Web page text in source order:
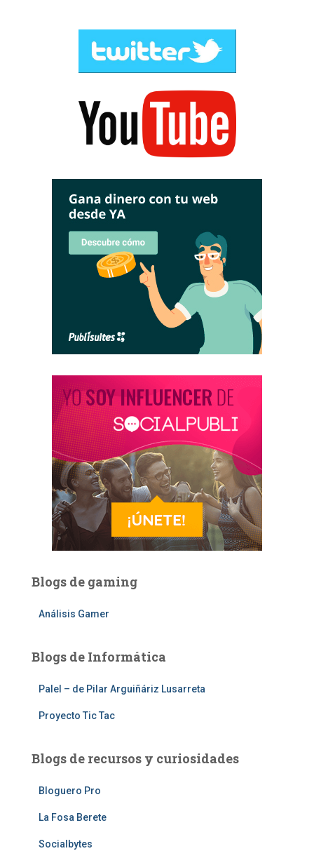
Blogs de gaming
Análisis Gamer
Blogs de Informática
Palel – de Pilar Arguiñáriz Lusarreta
Proyecto Tic Tac
Blogs de recursos y curiosidades
Bloguero Pro
La Fosa Berete
Socialbytes